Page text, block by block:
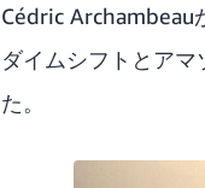
Cédric Archambeau
ダイムシフトとア
た。